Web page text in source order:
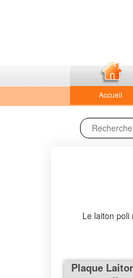
Accueil
Le laiton
Plaque